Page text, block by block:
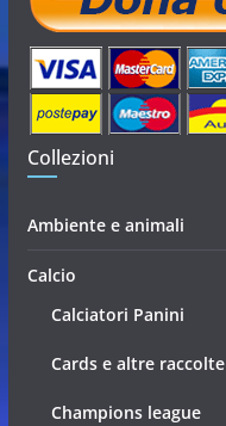
Collezioni
Ambiente e animali
Calcio
Calciatori Panini
Cards e altre raccolte
Champions league